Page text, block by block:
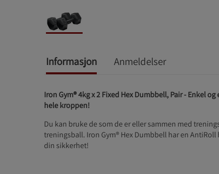
Informasjon Anmeldelser
Iron Gym® 4kg x 2 Fixed Hex Dumbbell, Pair -Enkel og
hele kroppen!
Du kan bruke de som de er eller sammen med
treningsball. Iron Gym® Hex Dumbbell har en
din sikkerhet!